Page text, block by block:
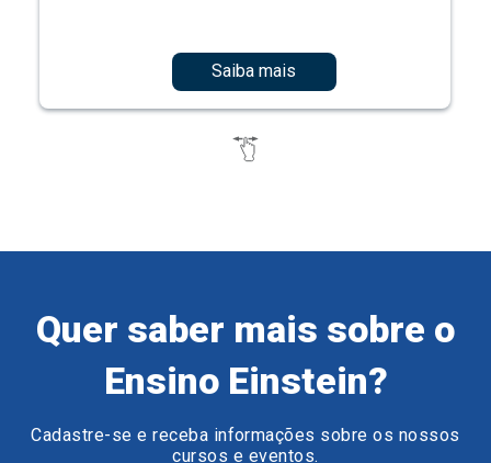
Saiba mais
Quer saber mais sobre o
Ensino Einstein?
Cadastre-se e receba informações sobre os nossos
cursos e eventos.